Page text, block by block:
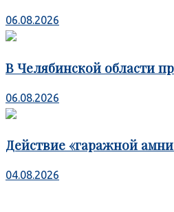
06.08.2026
В Челябинской области
06.08.2026
Действие «гаражной
04.08.2026